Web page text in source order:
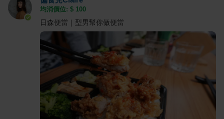
均消價位: $ 100
日森便當｜型男幫你做便當